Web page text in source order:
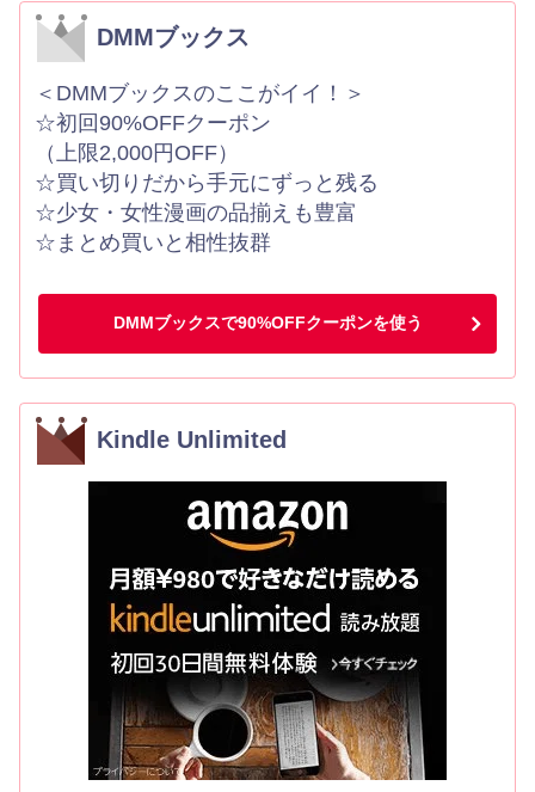
DMMブックス
＜DMMブックスのここがイイ！＞
☆初回90%OFFクーポン
（上限2,000円OFF）
☆買い切りだから手元にずっと残る
☆少女・女性漫画の品揃えも豊富
☆まとめ買いと相性抜群
DMMブックスで90%OFFクーポンを使う
Kindle Unlimited